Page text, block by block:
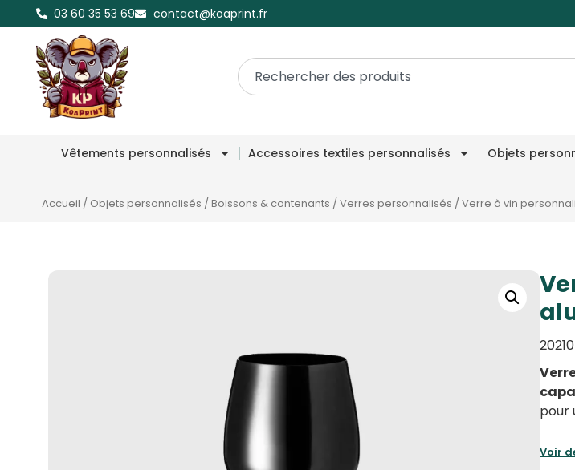
03 60 35 53 69 contact@koaprint.fr
Vêtements personnalisés Accessoires textiles personnalisés Objets
Accueil / Objets personnalisés /Boissons & contenants /Verres personnalisés /Verre à vin
pour
Voir